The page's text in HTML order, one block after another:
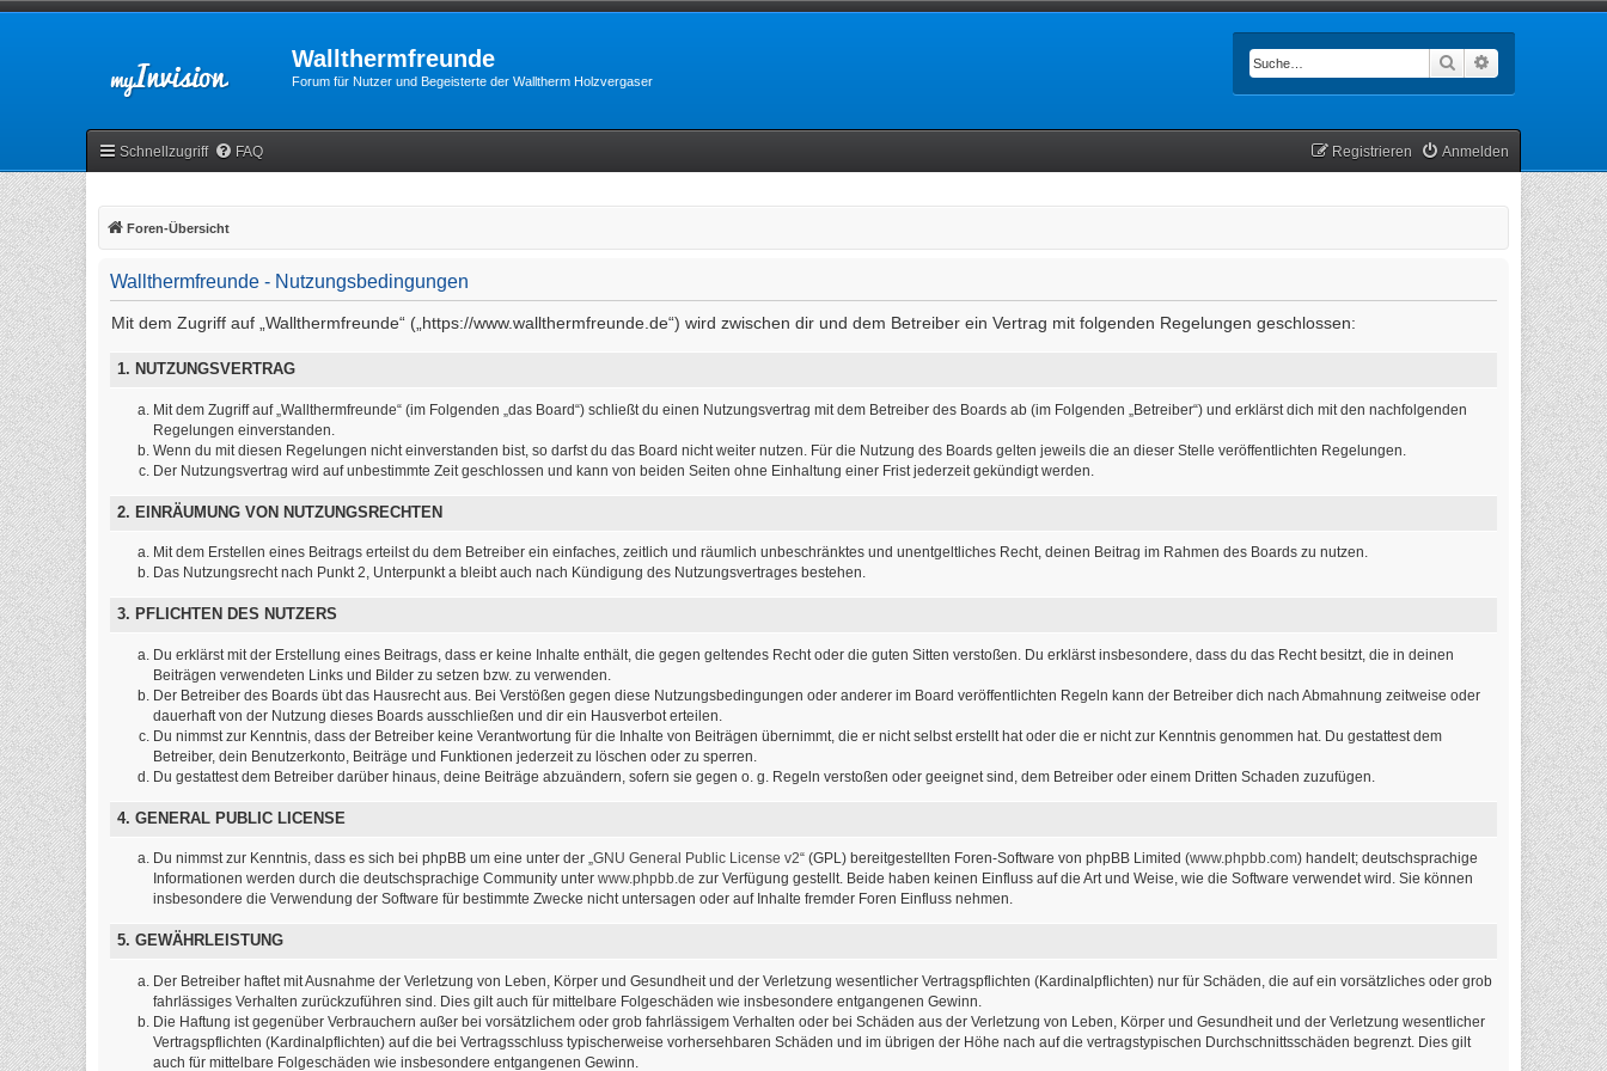
Wallthermfreunde
Forum für Nutzer und Begeisterte der Walltherm Holzvergaser
Suche
Schnellzugriff FAQ Anmelden
Registrieren
Foren-Übersicht
Wallthermfreunde - Nutzungsbedingungen
Mit dem Zugriff auf „Wallthermfreunde“ („https://www.wallthermfreunde.de“) wird zwischen dir und dem Betreiber ein Vertrag mit folgenden Regelungen geschlossen:
1. NUTZUNGSVERTRAG
Mit dem Zugriff auf „Wallthermfreunde“ (im Folgenden „das Board“) schließt du einen Nutzungsvertrag mit dem Betreiber des Boards ab (im Folgenden „Betreiber“) und erklärst dich mit den nachfolgenden
Regelungen einverstanden.
Wenn du mit diesen Regelungen nicht einverstanden bist, so darfst du das Board nicht weiter nutzen. Für die Nutzung des Boards gelten jeweils die an dieser Stelle veröffentlichten Regelungen.
Der Nutzungsvertrag wird auf unbestimmte Zeit geschlossen und kann von beiden Seiten ohne Einhaltung einer Frist jederzeit gekündigt werden.
2. EINRÄUMUNG VON NUTZUNGSRECHTEN
Mit dem Erstellen eines Beitrags erteilst du dem Betreiber ein einfaches, zeitlich und räumlich unbeschränktes und unentgeltliches Recht, deinen Beitrag im Rahmen des Boards zu nutzen.
Das Nutzungsrecht nach Punkt 2, Unterpunkt a bleibt auch nach Kündigung des Nutzungsvertrages bestehen.
3. PFLICHTEN DES NUTZERS
Du erklärst mit der Erstellung eines Beitrags, dass er keine Inhalte enthält, die gegen geltendes Recht oder die guten Sitten verstoßen. Du erklärst insbesondere, dass du das Recht besitzt, die in deinen
Beiträgen verwendeten Links und Bilder zu setzen bzw. zu verwenden.
Der Betreiber des Boards übt das Hausrecht aus. Bei Verstößen gegen diese Nutzungsbedingungen oder anderer im Board veröffentlichten Regeln kann der Betreiber dich nach Abmahnung zeitweise oder
dauerhaft von der Nutzung dieses Boards ausschließen und dir ein Hausverbot erteilen.
Du nimmst zur Kenntnis, dass der Betreiber keine Verantwortung für die Inhalte von Beiträgen übernimmt, die er nicht selbst erstellt hat oder die er nicht zur Kenntnis genommen hat. Du gestattest dem
Betreiber, dein Benutzerkonto, Beiträge und Funktionen jederzeit zu löschen oder zu sperren.
Du gestattest dem Betreiber darüber hinaus, deine Beiträge abzuändern, sofern sie gegen o. g. Regeln verstoßen oder geeignet sind, dem Betreiber oder einem Dritten Schaden zuzufügen.
4. GENERAL PUBLIC LICENSE
Du nimmst zur Kenntnis, dass es sich bei phpBB um eine unter der „GNU General Public License v2“ (GPL) bereitgestellten Foren-Software von phpBB Limited (www.phpbb.com) handelt; deutschsprachige
Informationen werden durch die deutschsprachige Community unter www.phpbb.de zur Verfügung gestellt. Beide haben keinen Einfluss auf die Art und Weise, wie die Software verwendet wird. Sie können
insbesondere die Verwendung der Software für bestimmte Zwecke nicht untersagen oder auf Inhalte fremder Foren Einfluss nehmen.
5. GEWÄHRLEISTUNG
Der Betreiber haftet mit Ausnahme der Verletzung von Leben, Körper und Gesundheit und der Verletzung wesentlicher Vertragspflichten (Kardinalpflichten) nur für Schäden, die auf ein vorsätzliches oder grob
fahrlässiges Verhalten zurückzuführen sind. Dies gilt auch für mittelbare Folgeschäden wie insbesondere entgangenen Gewinn.
Die Haftung ist gegenüber Verbrauchern außer bei vorsätzlichem oder grob fahrlässigem Verhalten oder bei Schäden aus der Verletzung von Leben, Körper und Gesundheit und der Verletzung wesentlicher
Vertragspflichten (Kardinalpflichten) auf die bei Vertragsschluss typischerweise vorhersehbaren Schäden und im übrigen der Höhe nach auf die vertragstypischen Durchschnittsschäden begrenzt. Dies gilt
auch für mittelbare Folgeschäden wie insbesondere entgangenen Gewinn.